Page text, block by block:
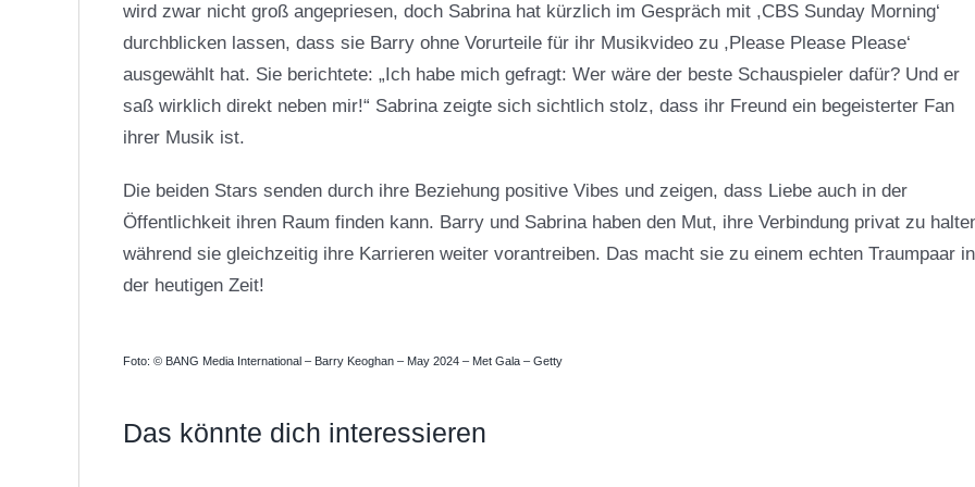
wird zwar nicht groß angepriesen, doch Sabrina hat kürzlich im Gespräch mit ,CBS Sunday Morning‘
durchblicken lassen, dass sie Barry ohne Vorurteile für ihr Musikvideo zu ,Please Please Please‘
ausgewählt hat. Sie berichtete: „Ich habe mich gefragt: Wer wäre der beste Schauspieler dafür? Und er
saß wirklich direkt neben mir!“ Sabrina zeigte sich sichtlich stolz, dass ihr Freund ein begeisterter Fan
ihrer Musik ist.
Die beiden Stars senden durch ihre Beziehung positive Vibes und zeigen, dass Liebe auch in der
Öffentlichkeit ihren Raum finden kann. Barry und Sabrina haben den Mut, ihre Verbindung privat zu
während sie gleichzeitig ihre Karrieren weiter vorantreiben. Das macht sie zu einem echten Traumpaar in
der heutigen Zeit!
Foto: © BANG Media International – Barry Keoghan – May 2024 – Met Gala – Getty
Das könnte dich interessieren